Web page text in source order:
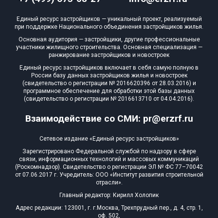
блоков в БД
467 из 21 876
Взаимодействие со СМИ: pr@erzrf.ru
Единый ресурс застройщиков — уникальный проект, реализуемый
при поддержке Национального объединения застройщиков жилья.
Основная аудитория — застройщики, другие профессиональные
участники жилищного строительства. Основная специализация —
ранжирование застройщиков и новостроек
Единый ресурс застройщиков включает в себя самую полную в
России базу данных застройщиков жилья и новостроек
(свидетельство о регистрации № 2016620396 от 28.03.2016) и
программное обеспечение для обработки этой базы данных
(свидетельство о регистрации № 2016613710 от 04.04.2016).
Сетевое издание «Единый ресурс застройщиков»
Зарегистрировано Федеральной службой по надзору в сфере
связи, информационных технологий и массовых коммуникаций
(Роскомнадзор). Свидетельство о регистрации ЭЛ № ФС 77–70042
от 07.06.2017 г. Учредитель: ООО «Институт развития строительной
отрасли».
Главный редактор: Кирилл Холопик
Адрес редакции: 123001, г. г.Москва, Трехпрудный пер., д. 4, стр. 1,
оф. 502,